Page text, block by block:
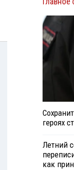
героях
Летний
как